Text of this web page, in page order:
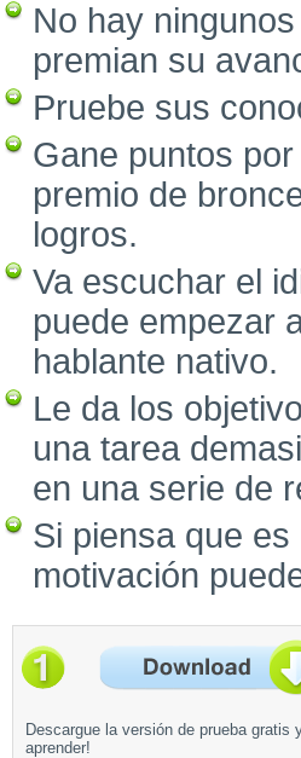
No hay
premian su
Pruebe sus
Gane puntos
premio de
logros.
Va escuchar el
puede empezar
hablante nativo.
Le da los
una tarea
en una serie de
Si piensa que
motivación
Descargue la versión de prueba gratis
aprender!